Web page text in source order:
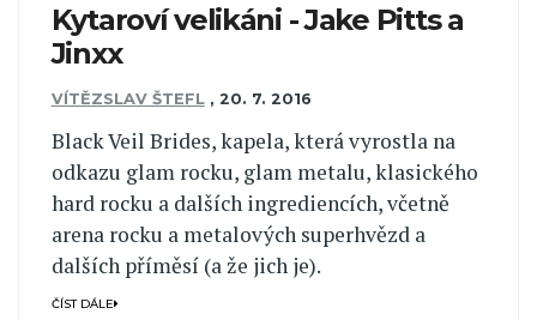
Kytaroví velikáni - Jake Pitts a
Jinxx
VÍTĚZSLAV ŠTEFL , 20. 7. 2016
Black Veil Brides, kapela, která vyrostla na
odkazu glam rocku, glam metalu, klasického
hard rocku a dalších ingrediencích, včetně
arena rocku a metalových superhvězd a
dalších příměsí (a že jich je).
ČÍST DÁLE